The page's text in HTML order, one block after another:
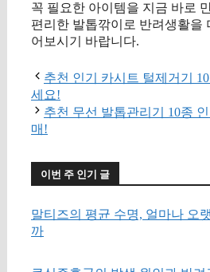
꼭 필요한 아이템을 지금 바로
편리한 발톱깎이로 반려생활을
어보시기 바랍니다.
추천 인기 카시트 털제거기
세요!
추천 무선 발톱관리기 10종
매!
이번 주 인기 글
말티즈의 평균 수명, 얼마나 오
까